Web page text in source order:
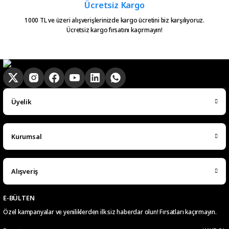
alinca tum asamalar mail olatak
bilgilendirme yapiliyor ve ayni
gun kargoya verilmesini
E... E... | 20/05/2026
Ürün güzel
hasan aslan | 03/04/2026
Hızlıca elime ulaştı
emre hasdemir | 15/03/2026
Çok hızlı bir şekilde elimize ulaştı
çok teşekkür ederim
Ramazan Subaşı | 25/02/2026
Ücretsiz Kargo
1000 TL ve üzeri alışverişlerinizde kargo ücretini biz karşılıyoruz.
Ücretsiz kargo fırsatını kaçırmayın!
Üyelik
Kurumsal
Alışveriş
E-BÜLTEN
Özel kampanyalar ve yeniliklerden ilk siz haberdar olun! Fırsatları kaçırmayın.